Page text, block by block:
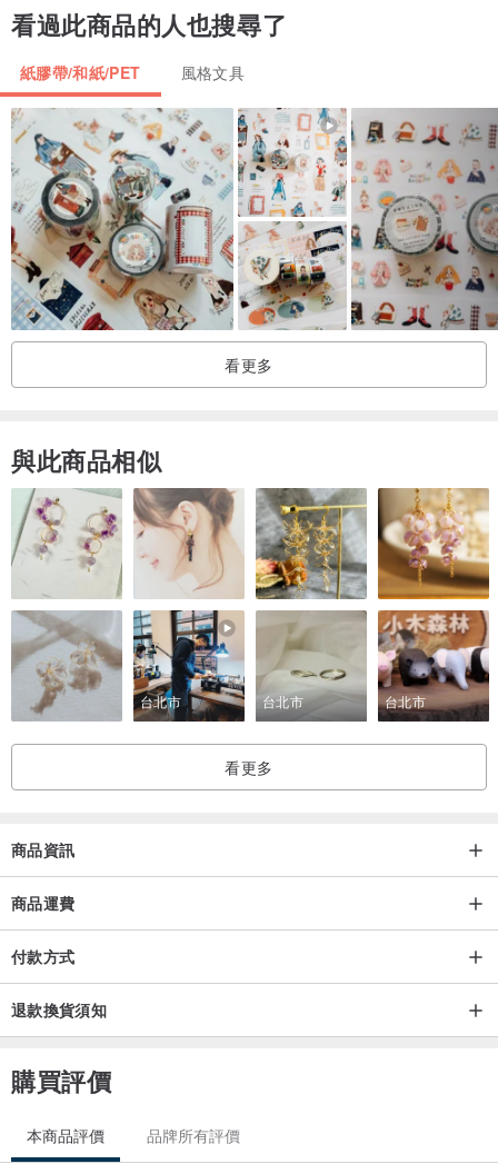
只要留一點空間，讓雲霧慢慢散開，
「月影星辰」就會自然融進你的拼貼裡。
如果你喜歡夜色、留白，
喜歡那種說不清、但看了會慢下來的畫面，
這卷膠帶會很適合。
看過此商品的人也搜尋了
紙膠帶/和紙/PET 風格文具
看更多
與此商品相似
台北市 台北市 台北市
看更多
商品資訊
商品運費
付款方式
退款換貨須知
購買評價
本商品評價 品牌所有評價